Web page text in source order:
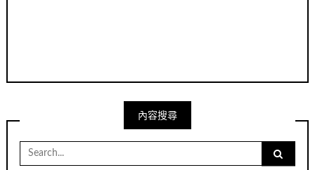
內容搜尋
Search
for: